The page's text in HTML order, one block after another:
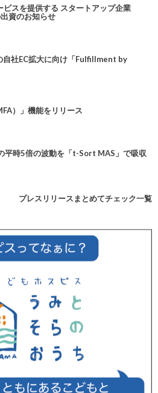
スを提供する スタートアップ企業
資のお知らせ
社EC拡大に向け「Fulfillment by
）」機能をリリース
平時5倍の波動を「t-Sort MAS」で吸収
プレスリリースまとめてチェック一覧